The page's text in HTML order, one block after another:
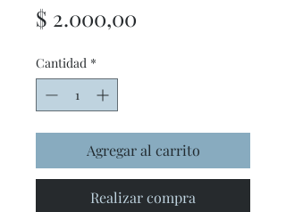
$ 2.000,00
Cantidad *
Agregar al carrito
Realizar compra